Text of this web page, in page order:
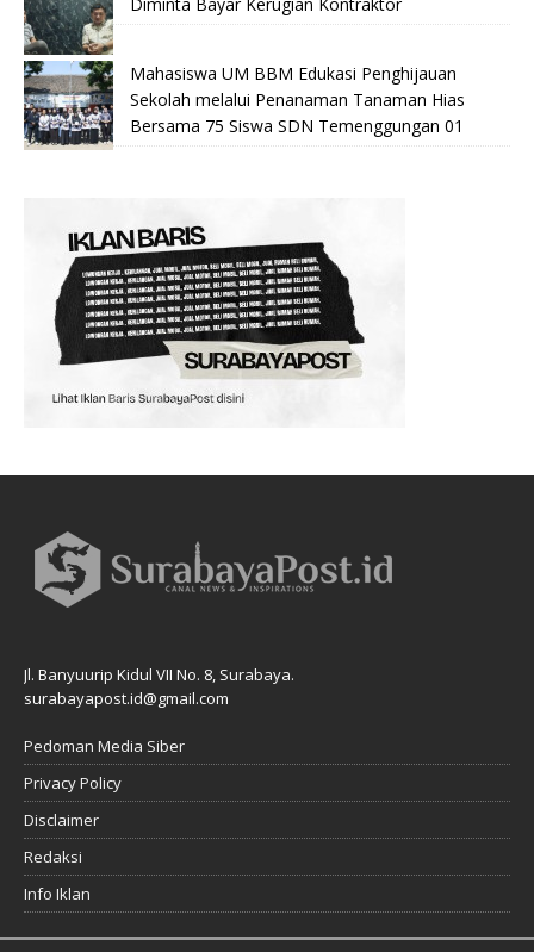
Mahasiswa UM BBM Edukasi Penghijauan
Sekolah melalui Penanaman Tanaman Hias
Bersama 75 Siswa SDN Temenggungan 01
Jl. Banyuurip Kidul VII No. 8, Surabaya.
surabayapost.id@gmail.com
Pedoman Media Siber
Privacy Policy
Disclaimer
Redaksi
Info Iklan